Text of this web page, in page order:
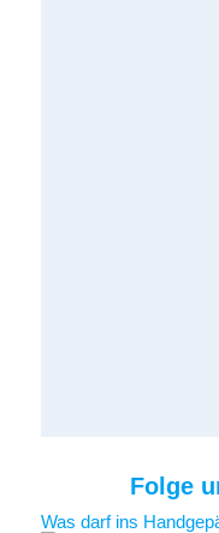
Folge
Was darf ins